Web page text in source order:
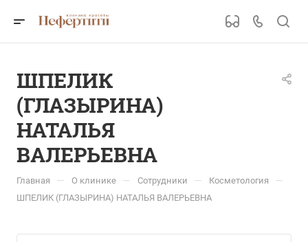
ШПЕЛИК
(ГЛАЗЫРИНА)
НАТАЛЬЯ
ВАЛЕРЬЕВНА
Главная — О клинике — Сотрудники — Косметология —
ШПЕЛИК (ГЛАЗЫРИНА) НАТАЛЬЯ ВАЛЕРЬЕВНА